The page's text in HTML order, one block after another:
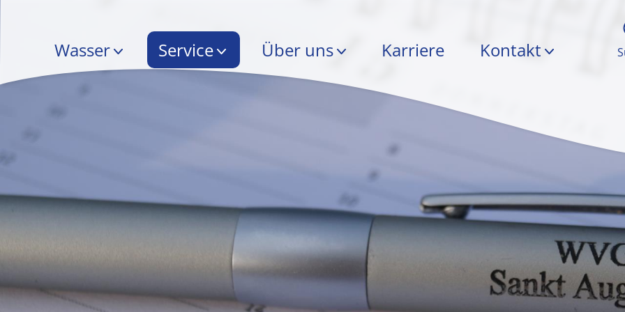
Wasser Service Über uns Karriere Kontakt